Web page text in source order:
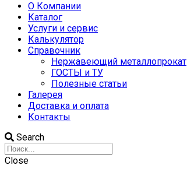
О Компании
Каталог
Услуги и сервис
Калькулятор
Справочник
Нержавеющий металлопрокат
ГОСТЫ и ТУ
Полезные статьи
Галерея
Доставка и оплата
Контакты
Search
Close